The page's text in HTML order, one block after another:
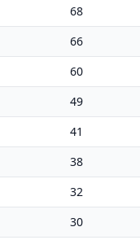
68
66
60
49
41
38
32
30